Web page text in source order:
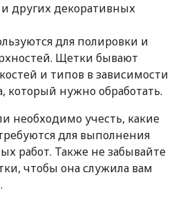
других декоративных
для полировки и
Щетки бывают
и типов в зависимости
который нужно обработать.
необходимо учесть, какие
для выполнения
работ. Также не забывайте
чтобы она служила вам